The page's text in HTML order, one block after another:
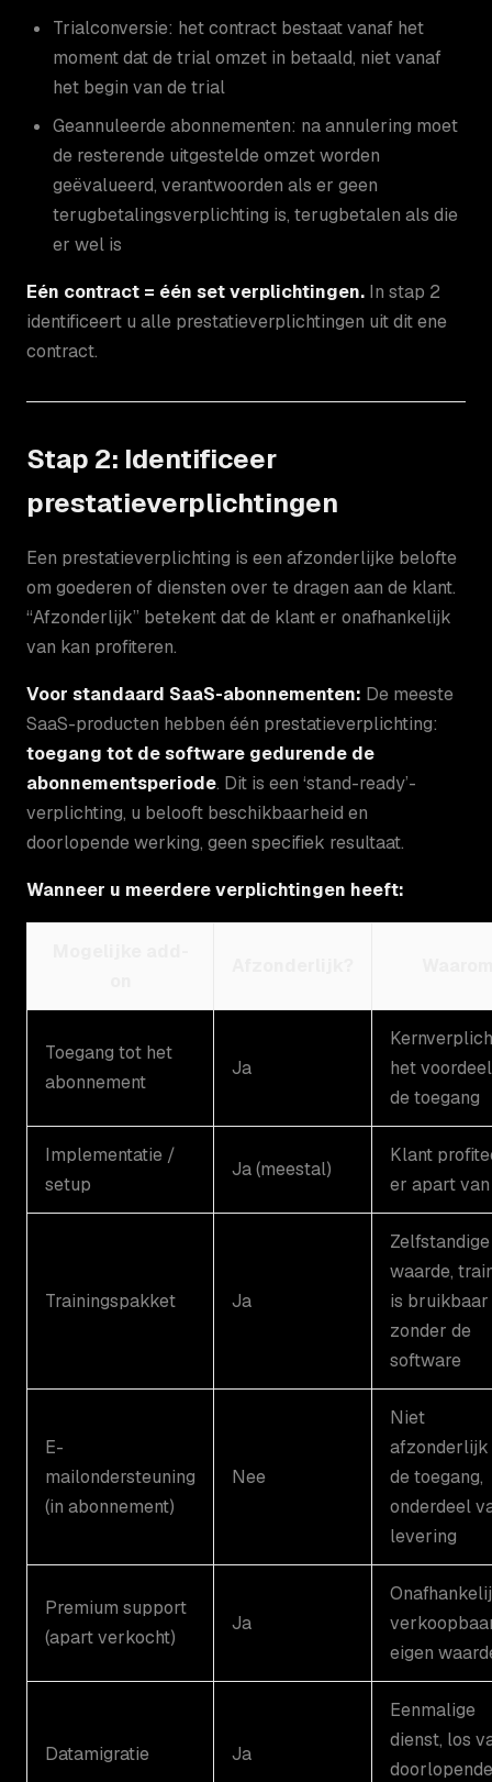
Trialconversie: het contract bestaat vanaf het
moment dat de trial omzet in betaald, niet vanaf
het begin van de trial
Geannuleerde abonnementen: na annulering moet
de resterende uitgestelde omzet worden
geëvalueerd, verantwoorden als er geen
terugbetalingsverplichting is, terugbetalen als die
er wel is
Eén contract = één set verplichtingen. In stap 2
identificeert u alle prestatieverplichtingen uit dit ene
contract.
Stap 2: Identificeer
prestatieverplichtingen
Een prestatieverplichting is een afzonderlijke belofte
om goederen of diensten over te dragen aan de klant.
“Afzonderlijk” betekent dat de klant er onafhankelijk
van kan profiteren.
Voor standaard SaaS-abonnementen: De meeste
SaaS-producten hebben één prestatieverplichting:
toegang tot de software gedurende de
abonnementsperiode. Dit is een ‘stand-ready’-
verplichting, u belooft beschikbaarheid en
doorlopende werking, geen specifiek resultaat.
Wanneer u meerdere verplichtingen heeft:
Toegang tot het
abonnement
Ja
het
de toegang
Implementatie /
setup
Ja (meestal)
Klant
er apart van
Trainingspakket Ja
Zelfstandige
waarde,
is bruikbaar
zonder de
software
E-
mailondersteuning
(in abonnement)
Nee
Niet
afzonderlijk
de toegang,
onderdeel
levering
Premium support
(apart verkocht)
Ja
eigen
Datamigratie Ja
Eenmalige
dienst, los
doorlopende